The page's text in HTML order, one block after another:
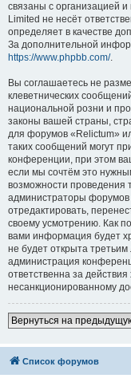
связаны с организацией
Limited не несёт
определяет в качестве
За дополнительной
https://www.phpbb.com/.
Вы соглашаетесь не
клеветнических
национальной розни и
законы вашей страны,
для форумов «Relictum»
таких сообщений могут
конференции, при этом
если мы сочтём это
возможности проведения
администраторы
отредактировать,
своему усмотрению. Как
вами информация будет
не будет открыта
администрация
ответственна за
несанкционированному
Вернуться на
Список форумов